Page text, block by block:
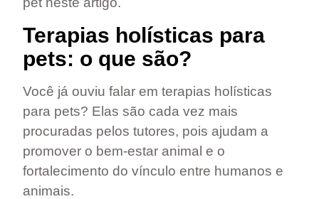
Terapias holísticas para
pets: o que são?
Você já ouviu falar em terapias holísticas
para pets? Elas são cada vez mais
procuradas pelos tutores, pois ajudam a
promover o bem-estar animal e o
fortalecimento do vínculo entre humanos e
animais.